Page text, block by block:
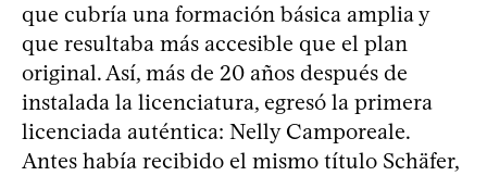
que cubría una formación básica amplia y
que resultaba más accesible que el plan
original. Así, más de 20 años después de
instalada la licenciatura, egresó la primera
licenciada auténtica: Nelly Camporeale.
Antes había recibido el mismo título Schäfer,